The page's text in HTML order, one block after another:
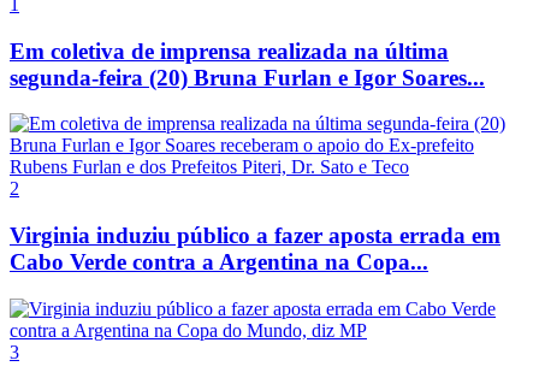
Em coletiva de imprensa realizada na última
segunda-feira (20) Bruna Furlan e Igor Soares...
2
Virginia induziu público a fazer aposta errada em
Cabo Verde contra a Argentina na Copa...
3